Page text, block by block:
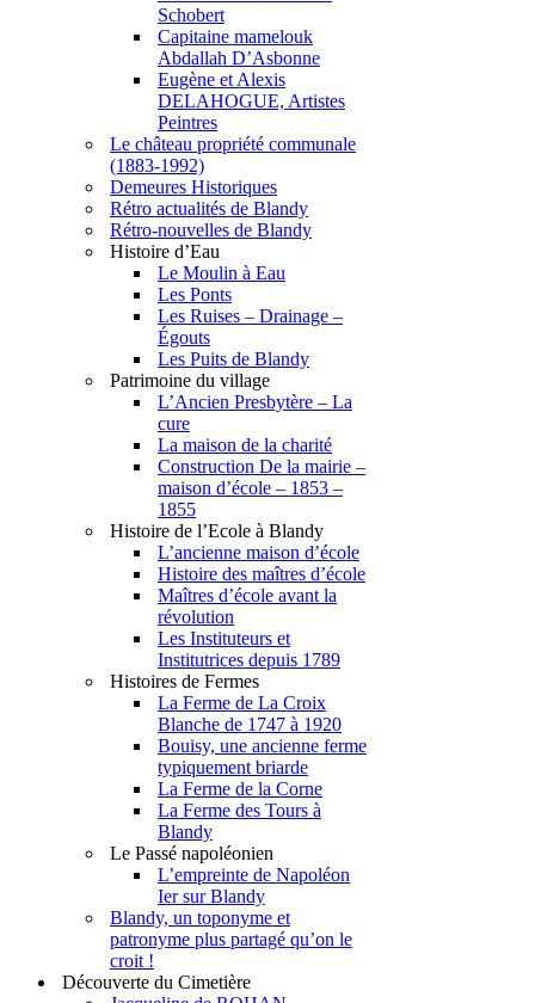
Schobert
Capitaine mamelouk
Abdallah D’Asbonne
Eugène et Alexis
DELAHOGUE, Artistes
Peintres
Le château propriété communale
(1883-1992)
Demeures Historiques
Rétro actualités de Blandy
Rétro-nouvelles de Blandy
Histoire d’Eau
Le Moulin à Eau
Les Ponts
Les Ruises – Drainage –
Égouts
Les Puits de Blandy
Patrimoine du village
L’Ancien Presbytère – La
cure
La maison de la charité
Construction De la mairie –
maison d’école – 1853 –
1855
Histoire de l’Ecole à Blandy
L’ancienne maison d’école
Histoire des maîtres d’école
Maîtres d’école avant la
révolution
Les Instituteurs et
Institutrices depuis 1789
Histoires de Fermes
La Ferme de La Croix
Blanche de 1747 à 1920
Bouisy, une ancienne ferme
typiquement briarde
La Ferme de la Corne
La Ferme des Tours à
Blandy
Le Passé napoléonien
L’empreinte de Napoléon
Ier sur Blandy
Blandy, un toponyme et
patronyme plus partagé qu’on le
croit !
Découverte du Cimetière